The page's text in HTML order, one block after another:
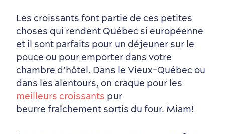
Les croissants font partie de ces petites
choses qui rendent Québec si européenne
et il sont parfaits pour un déjeuner sur le
pouce ou pour emporter dans votre
chambre d’hôtel. Dans le Vieux-Québec ou
dans les alentours, on craque pour les
meilleurs croissants pur
beurre fraîchement sortis du four. Miam!